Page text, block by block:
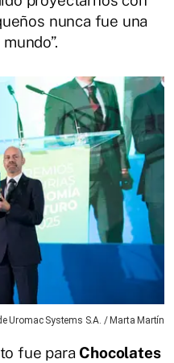
nunca fue una
Uromac Systems S.A. / Marta Martín
fue para Chocolates